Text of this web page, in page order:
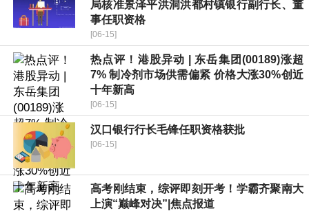
局核准景泽平洪洞洪都村镇银行副行长、董
事任职资格
[06-15]
热点评！港股异动 | 东岳集团(00189)涨超
7% 制冷剂市场供需偏紧 价格大涨30%创近
十年新高
[06-15]
汉口银行行长毛锋任职资格获批
[06-15]
高考刚结束，综评即刻开考！学霸齐聚南大
上演“巅峰对决”|焦点报道